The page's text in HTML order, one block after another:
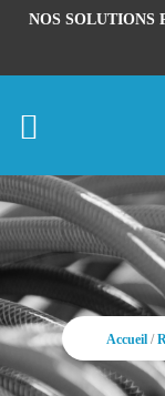
NOS SOLUTIONS
Accueil/